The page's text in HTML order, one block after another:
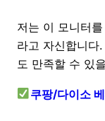
저는 이 모니터
라고 자신합니다
도 만족할 수 있
쿠팡/다이소